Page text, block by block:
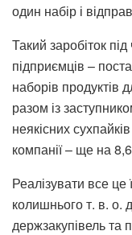
один набір і
Такий заробіток
підприємців –
наборів
разом із
неякісних
компанії – ще на
Реалізувати все це
колишнього т. в. о.
держзакупівель та